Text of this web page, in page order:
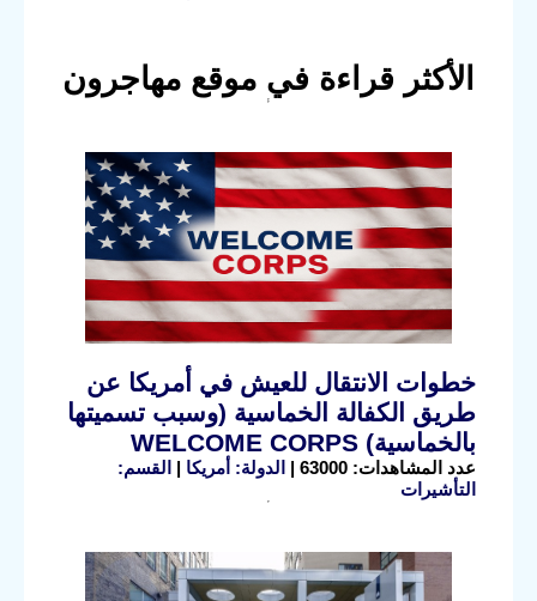
الأكثر قراءة في موقع مهاجرون
خطوات الانتقال للعيش في أمريكا عن
طريق الكفالة الخماسية (وسبب تسميتها
بالخماسية) WELCOME CORPS
عدد المشاهدات: 63000 | الدولة: أمريكا | القسم:
التأشيرات